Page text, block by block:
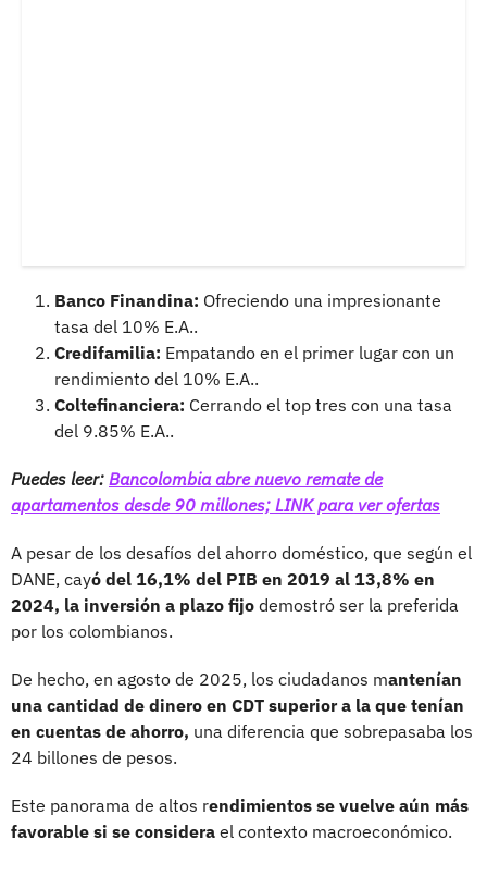
Banco Finandina: Ofreciendo una impresionante
tasa del 10% E.A..
Credifamilia: Empatando en el primer lugar con un
rendimiento del 10% E.A..
Coltefinanciera: Cerrando el top tres con una tasa
del 9.85% E.A..
Puedes leer: Bancolombia abre nuevo remate de
apartamentos desde 90 millones; LINK para ver ofertas
A pesar de los desafíos del ahorro doméstico, que según el
DANE, cayó del 16,1% del PIB en 2019 al 13,8% en
2024, la inversión a plazo fijo demostró ser la preferida
por los colombianos.
De hecho, en agosto de 2025, los ciudadanos mantenían
una cantidad de dinero en CDT superior a la que tenían
en cuentas de ahorro, una diferencia que sobrepasaba los
24 billones de pesos.
Este panorama de altos rendimientos se vuelve aún más
favorable si se considera el contexto macroeconómico.